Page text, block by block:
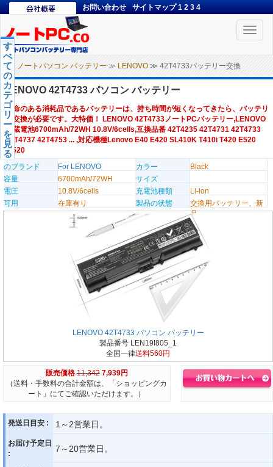
お問い合わせ サイトマップ 1 2 3 4
Toggle
ノートパソコン バッテリー ≫ LENOVO ≫ 42T4733バッテリー交換
す
べ
て
の
カ
テ
ゴ
リ
ー
を
見
る
LENOVO 42T4733 パソコン バッテリー
寿命のある消耗品であるバッテリーは、持ち時間が短くなってきたら、バッテリ
ー交換が必要です。大特価！ LENOVO 42T4733ノートPCバッテリー,LENOVO
内蔵電池6700mAh/72WH 10.8V/6cells,互換品番 42T4235 42T4731 42T4733
42T4737 42T4753 ... ,対応機種Lenovo E40 E420 SL410K T410i T420 E520
W520
のブランド
For LENOVO カラー
Black
容量
6700mAh/72WH
サイズ
電圧
10.8V/6cells 充電池種類
Li-ion
可用
在庫有り 製品の状態
交換用バッテリー、新
品
LENOVO 42T4733 パソコン バッテリー
製品番号 LEN19I805_1
全国一律送料560円
販売価格 11,342 7,939円
（送料・手数料の合計金額は、「ショッピングカ
ート」にてご確認いただけます。）
発送日目安 : 1～2営業日。
お届け予定日
:
7～20営業日。